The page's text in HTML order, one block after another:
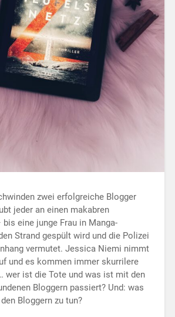
zwei erfolgreiche Blogger
jeder an einen makabren
eine junge Frau in Manga-
Strand gespült wird und die Polizei
vermutet. Jessica Niemi nimmt
und es kommen immer skurrilere
wer ist die Tote und was ist mit den
Bloggern passiert? Und: was
Bloggern zu tun?